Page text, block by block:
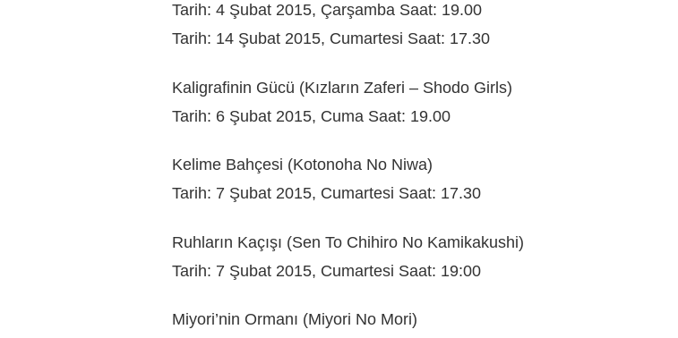
Tarih: 4 Şubat 2015, Çarşamba Saat: 19.00
Tarih: 14 Şubat 2015, Cumartesi Saat: 17.30
Kaligrafinin Gücü (Kızların Zaferi – Shodo Girls)
Tarih: 6 Şubat 2015, Cuma Saat: 19.00
Kelime Bahçesi (Kotonoha No Niwa)
Tarih: 7 Şubat 2015, Cumartesi Saat: 17.30
Ruhların Kaçışı (Sen To Chihiro No Kamikakushi)
Tarih: 7 Şubat 2015, Cumartesi Saat: 19:00
Miyori’nin Ormanı (Miyori No Mori)